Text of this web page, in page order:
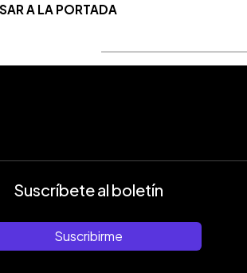
A LA PORTADA
Suscríbete al boletín
Suscribirme